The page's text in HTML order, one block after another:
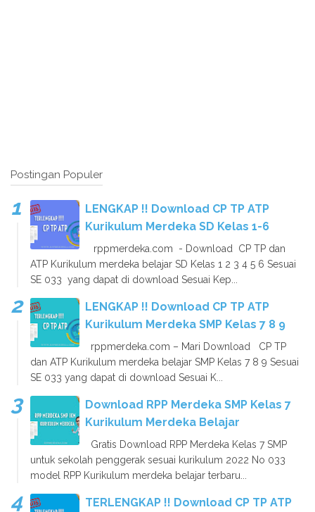
Postingan Populer
LENGKAP !! Download CP TP ATP
Kurikulum Merdeka SD Kelas 1-6
rppmerdeka.com - Download CP TP dan
ATP Kurikulum merdeka belajar SD Kelas 1 2 3 4 5 6 Sesuai
SE 033 yang dapat di download Sesuai Kep...
LENGKAP !! Download CP TP ATP
Kurikulum Merdeka SMP Kelas 7 8 9
rppmerdeka.com – Mari Download CP TP
dan ATP Kurikulum merdeka belajar SMP Kelas 7 8 9 Sesuai
SE 033 yang dapat di download Sesuai K...
Download RPP Merdeka SMP Kelas 7
Kurikulum Merdeka Belajar
Gratis Download RPP Merdeka Kelas 7 SMP
untuk sekolah penggerak sesuai kurikulum 2022 No 033
model RPP Kurikulum merdeka belajar terbaru...
TERLENGKAP !! Download CP TP ATP